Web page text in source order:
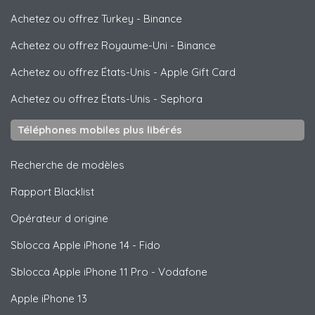
Achetez ou offrez Turkey - Binance
Achetez ou offrez Royaume-Uni - Binance
Achetez ou offrez États-Unis - Apple Gift Card
Achetez ou offrez États-Unis - Sephora
Téléphones mobiles plus libérés
Recherche de modèles
Rapport Blacklist
Opérateur d origine
Sblocca Apple iPhone 14 - Fido
Sblocca Apple iPhone 11 Pro - Vodafone
Apple iPhone 13